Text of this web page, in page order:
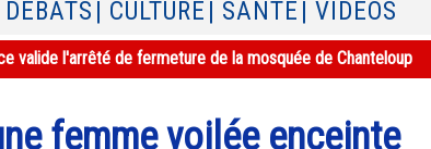
| DÉBATS | CULTURE | SANTÉ | VIDÉOS
valide l'arrêté de fermeture de la mosquée de Chanteloup
femme voilée enceinte